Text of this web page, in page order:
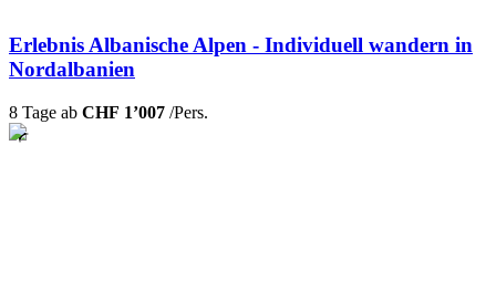
Erlebnis Albanische Alpen - Individuell wandern in
Nordalbanien
8 Tage ab CHF 1’007 /Pers.